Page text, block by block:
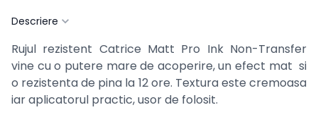
Descriere
Rujul rezistent Catrice Matt Pro Ink Non-Transfer
vine cu o putere mare de acoperire, un efect mat si
o rezistenta de pina la 12 ore. Textura este cremoasa
iar aplicatorul practic, usor de folosit.